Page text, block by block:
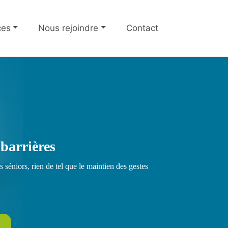
Nous rejoindre Contact
aînés
de 50 ans
pour procurer plus de bien-être
âgées et aux retraités.
de milliers de séniors.
séniors, rien de tel que le maintien des gestes